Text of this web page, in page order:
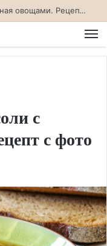
Скумбрия лодочкой, фаршированная овощами. Рецепт с фото
с
с фото